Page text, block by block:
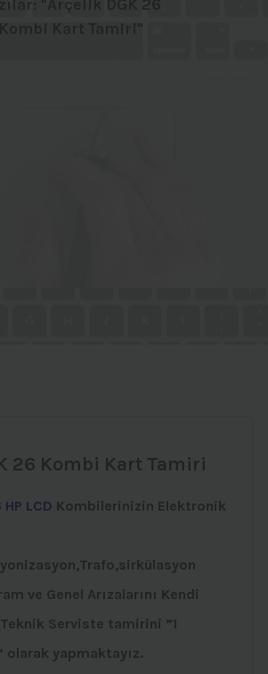
"Arçelik DGK 26
Kombi Kart Tamiri"
26 Kombi Kart Tamiri
LCD Kombilerinizin Elektronik
ve Genel Arızalarını Kendi
Serviste tamirini ”1
olarak yapmaktayız.